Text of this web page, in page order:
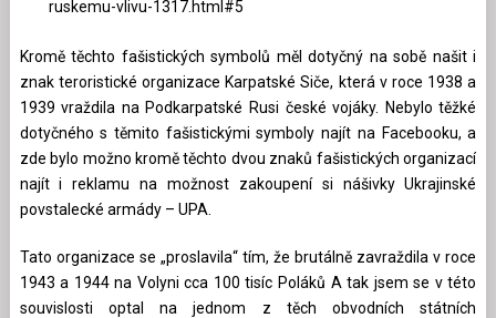
ruskemu-vlivu-1317.html#5
Kromě těchto fašistických symbolů měl dotyčný na sobě našit i
znak teroristické organizace Karpatské Siče, která v roce 1938 a
1939 vraždila na Podkarpatské Rusi české vojáky. Nebylo těžké
dotyčného s těmito fašistickými symboly najít na Facebooku, a
zde bylo možno kromě těchto dvou znaků fašistických organizací
najít i reklamu na možnost zakoupení si nášivky Ukrajinské
povstalecké armády – UPA.
Tato organizace se „proslavila“ tím, že brutálně zavraždila v roce
1943 a 1944 na Volyni cca 100 tisíc Poláků A tak jsem se v této
souvislosti optal na jednom z těch obvodních státních